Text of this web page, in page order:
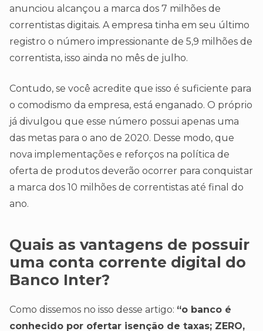
anunciou alcançou a marca dos 7 milhões de
correntistas digitais. A empresa tinha em seu último
registro o número impressionante de 5,9 milhões de
correntista, isso ainda no mês de julho.
Contudo, se você acredite que isso é suficiente para
o comodismo da empresa, está enganado. O próprio
já divulgou que esse número possui apenas uma
das metas para o ano de 2020. Desse modo, que
nova implementações e reforços na política de
oferta de produtos deverão ocorrer para conquistar
a marca dos 10 milhões de correntistas até final do
ano.
Quais as vantagens de possuir
uma conta corrente digital do
Banco Inter?
Como dissemos no isso desse artigo: “o banco é
conhecido por ofertar isenção de taxas; ZERO,